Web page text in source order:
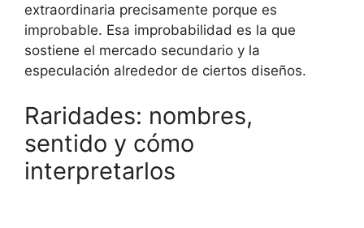
extraordinaria precisamente porque es
improbable. Esa improbabilidad es la que
sostiene el mercado secundario y la
especulación alrededor de ciertos diseños.
Raridades: nombres,
sentido y cómo
interpretarlos